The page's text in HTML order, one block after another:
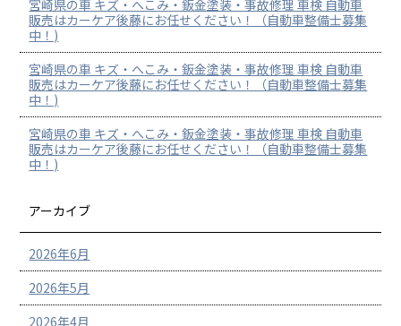
宮崎県の車 キズ・へこみ・鈑金塗装・事故修理 車検 自動車
販売はカーケア後藤にお任せください！（自動車整備士募集
中！)
宮崎県の車 キズ・へこみ・鈑金塗装・事故修理 車検 自動車
販売はカーケア後藤にお任せください！（自動車整備士募集
中！)
宮崎県の車 キズ・へこみ・鈑金塗装・事故修理 車検 自動車
販売はカーケア後藤にお任せください！（自動車整備士募集
中！)
アーカイブ
2026年6月
2026年5月
2026年4月